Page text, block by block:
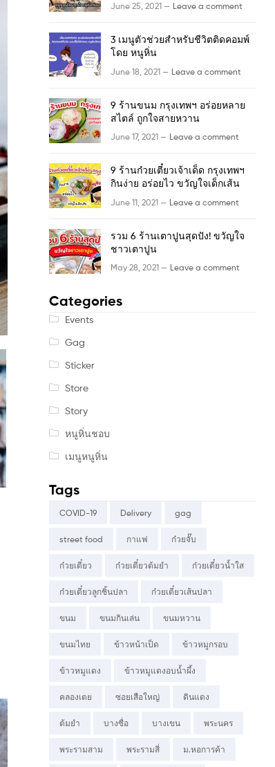
June 25, 2021 — Leave a comment
3 เมนูตัวช่วยสำหรับชีวิตติดคอมพ์
โดย หนูหิ่น
June 18, 2021 — Leave a comment
9 ร้านขนม กรุงเทพฯ อร่อยหลาย
สไตล์ ถูกใจสายหวาน
June 17, 2021 — Leave a comment
9 ร้านก๋วยเตี๋ยวเจ้าเด็ด กรุงเทพฯ
กินง่าย อร่อยไว ขวัญใจเด็กเส้น
June 11, 2021 — Leave a comment
รวม 6 ร้านเตาปูนสุดปัง! ขวัญใจ
ชาวเตาปูน
May 28, 2021 — Leave a comment
Categories
Events
Gag
Sticker
Store
Story
หนูหิ่นชอบ
เมนูหนูหิ่น
Tags
COVID-19 Delivery gag
street food กาแฟ ก๋วยจั๊บ
ก๋วยเตี๋ยว ก๋วยเตี๋ยวต้มยำ ก๋วยเตี๋ยวน้ำใส
ก๋วยเตี๋ยวลูกชิ้นปลา ก๋วยเตี๋ยวเส้นปลา
ขนม ขนมกินเล่น ขนมหวาน
ขนมไทย ข้าวหน้าเป็ด ข้าวหมูกรอบ
ข้าวหมูแดง ข้าวหมูแดงอบน้ำผึ้ง
คลองเตย ซอยเสือใหญ่ ดินแดง
ต้มยำ บางซื่อ บางเขน พระนคร
พระรามสาม พระรามสี่ ม.หอการค้า